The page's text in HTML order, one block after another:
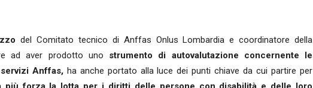
del Comitato tecnico di Anffas Onlus Lombardia e coordinatore della
ad aver prodotto uno strumento di autovalutazione concernente le
Anffas,ha anche portato alla luce dei punti chiave da cui partire per